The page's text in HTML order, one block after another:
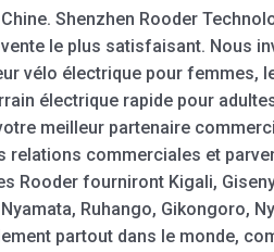
Shenzhen Rooder
le plus satisfaisant. Nous
vélo électrique pour femmes,
électrique rapide pour
meilleur partenaire
commerciales et
Rooder fourniront Kigali,
Ruhango, Gikongoro,
partout dans le monde,